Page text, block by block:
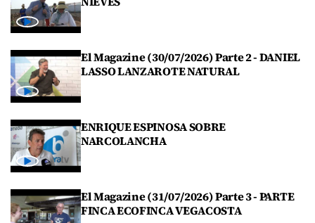
El Magazine (30/07/2026) Parte 2 - DANIEL
LASSO LANZAROTE NATURAL
ENRIQUE ESPINOSA SOBRE
NARCOLANCHA
El Magazine (31/07/2026) Parte 3 - PARTE
FINCA ECOFINCA VEGACOSTA